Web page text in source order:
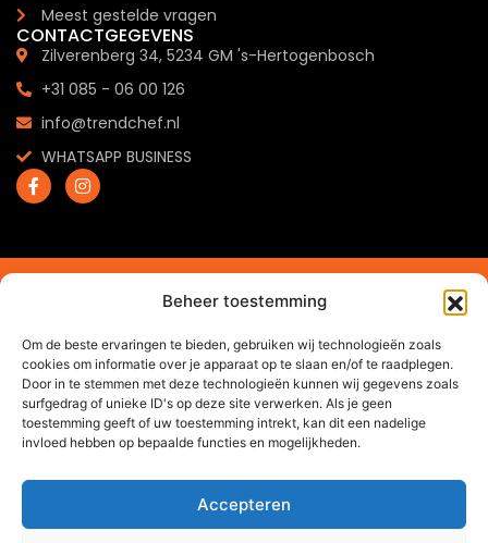
Beheer toestemming
Om de beste ervaringen te bieden, gebruiken wij technologieën zoals
cookies om informatie over je apparaat op te slaan en/of te raadplegen.
Door in te stemmen met deze technologieën kunnen wij gegevens zoals
surfgedrag of unieke ID's op deze site verwerken. Als je geen
toestemming geeft of uw toestemming intrekt, kan dit een nadelige
invloed hebben op bepaalde functies en mogelijkheden.
Accepteren
Meest gestelde vragen
CONTACTGEGEVENS
Zilverenberg 34, 5234 GM 's-Hertogenbosch
+31 085 - 06 00 126
info@trendchef.nl
WHATSAPP BUSINESS
Website gemaakt doorArkdesign.nl